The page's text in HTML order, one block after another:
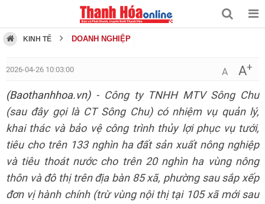
KINH TẾ DOANH NGHIỆP
2026-04-26 10:03:00 A A+
(Baothanhhoa.vn)- Công ty TNHH MTV Sông Chu
(sau đây gọi là CT Sông Chu) có nhiệm vụ quản lý,
khai thác và bảo vệ công trình thủy lợi phục vụ tưới,
tiêu cho trên 133 nghìn ha đất sản xuất nông nghiệp
và tiêu thoát nước cho trên 20 nghìn ha vùng nông
thôn và đô thị trên địa bàn 85 xã, phường sau sắp xếp
đơn vị hành chính (trừ vùng nội thị tại 105 xã mới sau